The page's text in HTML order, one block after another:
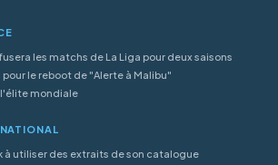
les matchs de La Liga pour deux saisons
le reboot de "Alerte à Malibu"
l'élite mondiale
à utiliser des extraits de son catalogue